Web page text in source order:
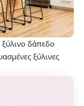
δάπεδο
ξύλινες